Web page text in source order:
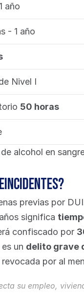
año
- 1 año
Nivel I
50 horas
alcohol en
previas por
significa
confiscado por
un delito grave
por al